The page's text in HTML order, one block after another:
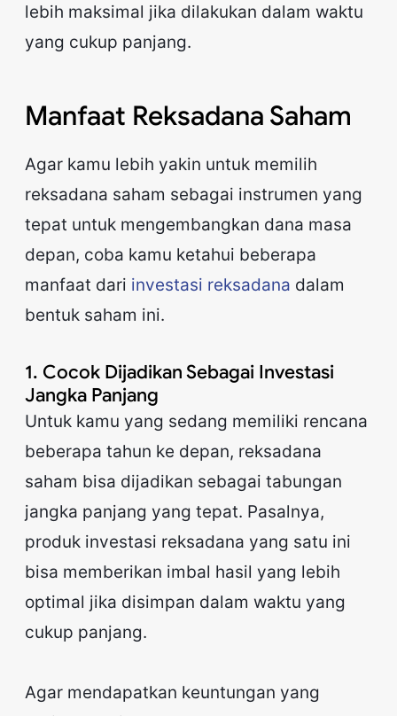
lebih maksimal jika dilakukan dalam waktu
yang cukup panjang.
Manfaat Reksadana Saham
Agar kamu lebih yakin untuk memilih
reksadana saham sebagai instrumen yang
tepat untuk mengembangkan dana masa
depan, coba kamu ketahui beberapa
manfaat dari investasi reksadana dalam
bentuk saham ini.
1. Cocok Dijadikan Sebagai Investasi
Jangka Panjang
Untuk kamu yang sedang memiliki rencana
beberapa tahun ke depan, reksadana
saham bisa dijadikan sebagai tabungan
jangka panjang yang tepat. Pasalnya,
produk investasi reksadana yang satu ini
bisa memberikan imbal hasil yang lebih
optimal jika disimpan dalam waktu yang
cukup panjang.
Agar mendapatkan keuntungan yang